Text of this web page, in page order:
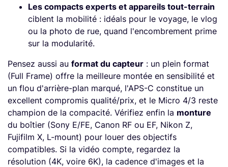
Les compacts experts et appareils tout-terrain
ciblent la mobilité : idéals pour le voyage, le vlog
ou la photo de rue, quand l'encombrement prime
sur la modularité.
Pensez aussi au format du capteur : un plein format
(Full Frame) offre la meilleure montée en sensibilité et
un flou d'arrière-plan marqué, l'APS-C constitue un
excellent compromis qualité/prix, et le Micro 4/3 reste
champion de la compacité. Vérifiez enfin la monture
du boîtier (Sony E/FE, Canon RF ou EF, Nikon Z,
Fujifilm X, L-mount) pour louer des objectifs
compatibles. Si la vidéo compte, regardez la
résolution (4K, voire 6K), la cadence d'images et la